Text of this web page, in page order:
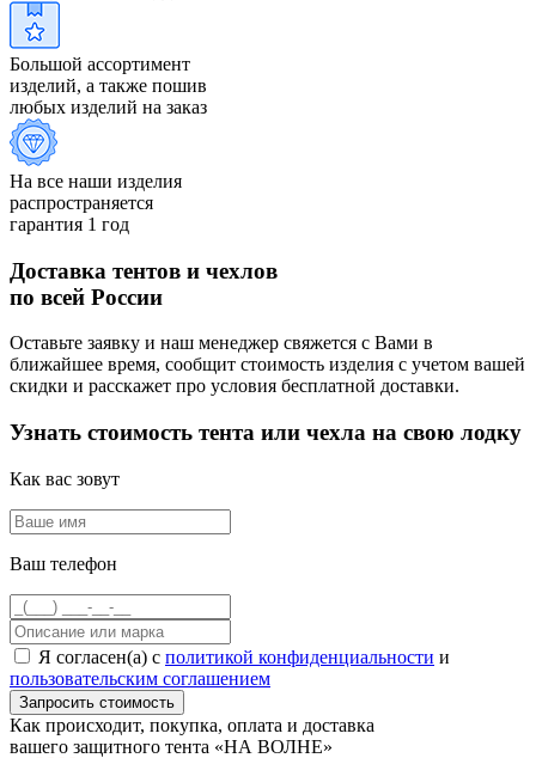
Большой ассортимент
изделий, а также пошив
любых изделий на заказ
На все наши изделия
распространяется
гарантия 1 год
Доставка тентов и чехлов
по всей России
Оставьте заявку и наш менеджер свяжется с Вами в
ближайшее время, сообщит стоимость изделия с учетом вашей
скидки и расскажет про условия бесплатной доставки.
Узнать стоимость тента или чехла на свою лодку
Как вас зовут
Ваш телефон
Я согласен(а) с политикой конфиденциальности и
пользовательским соглашением
Как происходит, покупка, оплата и доставка
вашего защитного тента «НА ВОЛНЕ»